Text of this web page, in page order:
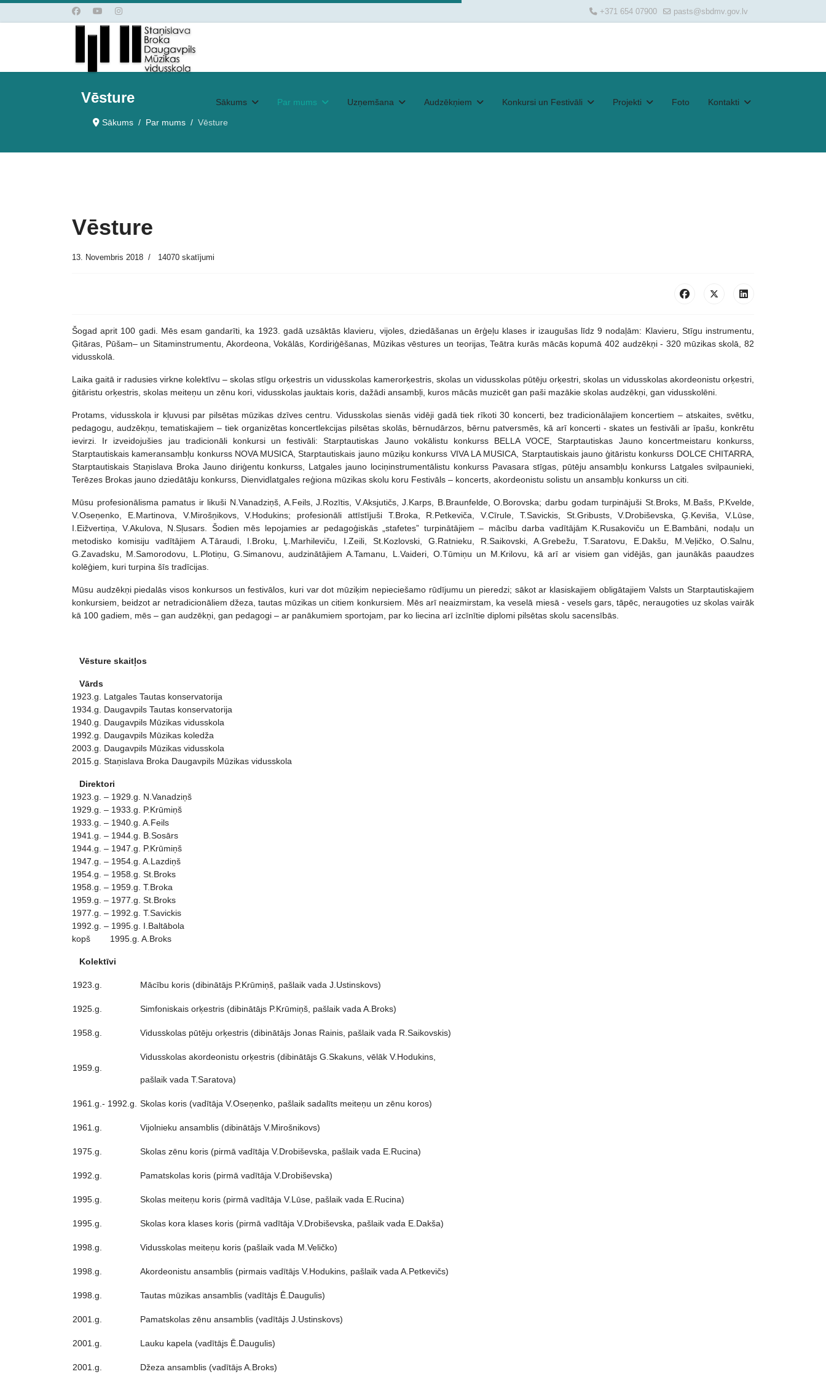
+371 654 07900 pasts@sbdmv.gov.lv
Sākums Par mums Uzņemšana Audzēkņiem Konkursi un Festivāli Projekti Foto Kontakti
Vēsture
Sākums Par mums Vēsture
Vēsture
13. Novembris 2018 14070 skatījumi
Šogad aprit 100 gadi. Mēs esam gandarīti, ka 1923. gadā uzsāktās klavieru, vijoles, dziedāšanas un ērģeļu klases ir izaugušas līdz 9 nodaļām: Klavieru, Stīgu instrumentu,
Ģitāras, Pūšam– un Sitaminstrumentu, Akordeona, Vokālās, Kordiriģēšanas, Mūzikas vēstures un teorijas, Teātra kurās mācās kopumā 402 audzēkņi - 320 mūzikas skolā, 82
vidusskolā.
Laika gaitā ir radusies virkne kolektīvu – skolas stīgu orķestris un vidusskolas kamerorķestris, skolas un vidusskolas pūtēju orķestri, skolas un vidusskolas akordeonistu orķestri,
ģitāristu orķestris, skolas meiteņu un zēnu kori, vidusskolas jauktais koris, dažādi ansambļi, kuros mācās muzicēt gan paši mazākie skolas audzēkņi, gan vidusskolēni.
Protams, vidusskola ir kļuvusi par pilsētas mūzikas dzīves centru. Vidusskolas sienās vidēji gadā tiek rīkoti 30 koncerti, bez tradicionālajiem koncertiem – atskaites, svētku,
pedagogu, audzēkņu, tematiskajiem – tiek organizētas koncertlekcijas pilsētas skolās, bērnudārzos, bērnu patversmēs, kā arī koncerti - skates un festivāli ar īpašu, konkrētu
ievirzi. Ir izveidojušies jau tradicionāli konkursi un festivāli: Starptautiskas Jauno vokālistu konkurss BELLA VOCE, Starptautiskas Jauno koncertmeistaru konkurss,
Starptautiskais kameransambļu konkurss NOVA MUSICA, Starptautiskais jauno mūziķu konkurss VIVA LA MUSICA, Starptautiskais jauno ģitāristu konkurss DOLCE CHITARRA,
Starptautiskais Staņislava Broka Jauno diriģentu konkurss, Latgales jauno lociņinstrumentālistu konkurss Pavasara stīgas, pūtēju ansambļu konkurss Latgales svilpaunieki,
Terēzes Brokas jauno dziedātāju konkurss, Dienvidlatgales reģiona mūzikas skolu koru Festivāls – koncerts, akordeonistu solistu un ansambļu konkurss un citi.
Mūsu profesionālisma pamatus ir likuši N.Vanadziņš, A.Feils, J.Rozītis, V.Aksjutičs, J.Karps, B.Braunfelde, O.Borovska; darbu godam turpinājuši St.Broks, M.Bašs, P.Kvelde,
V.Oseņenko, E.Martinova, V.Mirošņikovs, V.Hodukins; profesionāli attīstījuši T.Broka, R.Petkeviča, V.Cīrule, T.Savickis, St.Gribusts, V.Drobiševska, Ģ.Keviša, V.Lūse,
I.Eižvertiņa, V.Akulova, N.Sļusars. Šodien mēs lepojamies ar pedagoģiskās „stafetes” turpinātājiem – mācību darba vadītājām K.Rusakoviču un E.Bambāni, nodaļu un
metodisko komisiju vadītājiem A.Tāraudi, I.Broku, Ļ.Marhileviču, I.Zeili, St.Kozlovski, G.Ratnieku, R.Saikovski, A.Grebežu, T.Saratovu, E.Dakšu, M.Veļičko, O.Salnu,
G.Zavadsku, M.Samorodovu, L.Plotiņu, G.Simanovu, audzinātājiem A.Tamanu, L.Vaideri, O.Tūmiņu un M.Krilovu, kā arī ar visiem gan vidējās, gan jaunākās paaudzes
kolēģiem, kuri turpina šīs tradīcijas.
Mūsu audzēkņi piedalās visos konkursos un festivālos, kuri var dot mūziķim nepieciešamo rūdījumu un pieredzi; sākot ar klasiskajiem obligātajiem Valsts un Starptautiskajiem
konkursiem, beidzot ar netradicionāliem džeza, tautas mūzikas un citiem konkursiem. Mēs arī neaizmirstam, ka veselā miesā - vesels gars, tāpēc, neraugoties uz skolas vairāk
kā 100 gadiem, mēs – gan audzēkņi, gan pedagogi – ar panākumiem sportojam, par ko liecina arī izcīnītie diplomi pilsētas skolu sacensībās.
Vēsture skaitļos
Vārds
1923.g. Latgales Tautas konservatorija
1934.g. Daugavpils Tautas konservatorija
1940.g. Daugavpils Mūzikas vidusskola
1992.g. Daugavpils Mūzikas koledža
2003.g. Daugavpils Mūzikas vidusskola
2015.g. Staņislava Broka Daugavpils Mūzikas vidusskola
Direktori
1923.g. – 1929.g. N.Vanadziņš
1929.g. – 1933.g. P.Krūmiņš
1933.g. – 1940.g. A.Feils
1941.g. – 1944.g. B.Sosārs
1944.g. – 1947.g. P.Krūmiņš
1947.g. – 1954.g. A.Lazdiņš
1954.g. – 1958.g. St.Broks
1958.g. – 1959.g. T.Broka
1959.g. – 1977.g. St.Broks
1977.g. – 1992.g. T.Savickis
1992.g. – 1995.g. I.Baltābola
kopš 1995.g. A.Broks
Kolektīvi
1923.g. Mācību koris (dibinātājs P.Krūmiņš, pašlaik vada J.Ustinskovs)
1925.g. Simfoniskais orķestris (dibinātājs P.Krūmiņš, pašlaik vada A.Broks)
1958.g. Vidusskolas pūtēju orķestris (dibinātājs Jonas Rainis, pašlaik vada R.Saikovskis)
1959.g.
Vidusskolas akordeonistu orķestris (dibinātājs G.Skakuns, vēlāk V.Hodukins,
pašlaik vada T.Saratova)
1961.g.- 1992.g. Skolas koris (vadītāja V.Oseņenko, pašlaik sadalīts meiteņu un zēnu koros)
1961.g. Vijolnieku ansamblis (dibinātājs V.Mirošnikovs)
1975.g. Skolas zēnu koris (pirmā vadītāja V.Drobiševska, pašlaik vada E.Rucina)
1992.g. Pamatskolas koris (pirmā vadītāja V.Drobiševska)
1995.g. Skolas meiteņu koris (pirmā vadītāja V.Lūse, pašlaik vada E.Rucina)
1995.g. Skolas kora klases koris (pirmā vadītāja V.Drobiševska, pašlaik vada E.Dakša)
1998.g. Vidusskolas meiteņu koris (pašlaik vada M.Veličko)
1998.g. Akordeonistu ansamblis (pirmais vadītājs V.Hodukins, pašlaik vada A.Petkevičs)
1998.g. Tautas mūzikas ansamblis (vadītājs Ē.Daugulis)
2001.g. Pamatskolas zēnu ansamblis (vadītājs J.Ustinskovs)
2001.g. Lauku kapela (vadītājs Ē.Daugulis)
2001.g. Džeza ansamblis (vadītājs A.Broks)